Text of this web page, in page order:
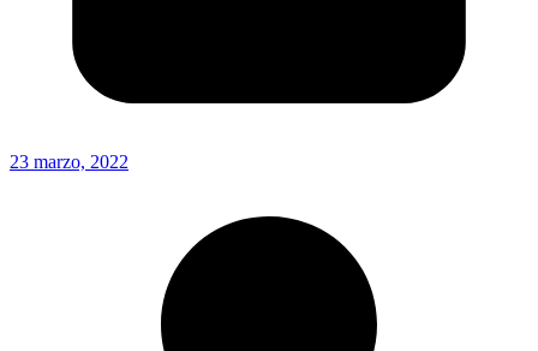
23 marzo, 2022